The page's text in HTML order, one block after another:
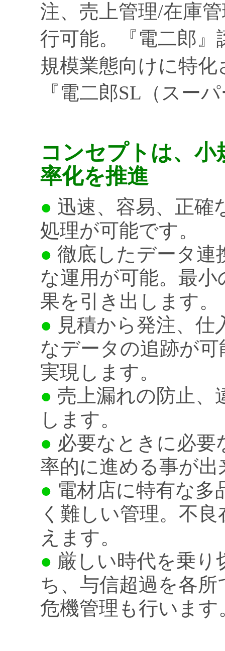
注、売上管理/在庫
行可能。『電二郎
規模業態向けに特
『電二郎SL（スー
コンセプトは、小
率化を推進
● 迅速、容易、正確
処理が可能です。
● 徹底したデータ連
な運用が可能。最
果を引き出します。
● 見積から発注、
なデータの追跡が
実現します。
● 売上漏れの防止、
します。
● 必要なときに必要
率的に進める事が出
● 電材店に特有な多
く難しい管理。不
えます。
● 厳しい時代を乗り
ち、与信超過を各
危機管理も行います